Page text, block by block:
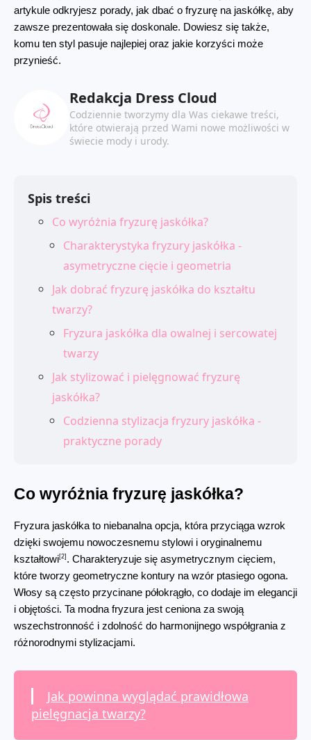
artykule odkryjesz porady, jak dbać o fryzurę na jaskółkę, aby
zawsze prezentowała się doskonale. Dowiesz się także,
komu ten styl pasuje najlepiej oraz jakie korzyści może
przynieść.
Redakcja Dress Cloud
Codziennie tworzymy dla Was ciekawe treści,
które otwierają przed Wami nowe możliwości w
świecie mody i urody.
Spis treści
Co wyróżnia fryzurę jaskółka?
Charakterystyka fryzury jaskółka -
asymetryczne cięcie i geometria
Jak dobrać fryzurę jaskółka do kształtu
twarzy?
Fryzura jaskółka dla owalnej i sercowatej
twarzy
Jak stylizować i pielęgnować fryzurę
jaskółka?
Codzienna stylizacja fryzury jaskółka -
praktyczne porady
Co wyróżnia fryzurę jaskółka?
Fryzura jaskółka to niebanalna opcja, która przyciąga wzrok
dzięki swojemu nowoczesnemu stylowi i oryginalnemu
kształtowi[2] . Charakteryzuje się asymetrycznym cięciem,
które tworzy geometryczne kontury na wzór ptasiego ogona.
Włosy są często przycinane półokrągło, co dodaje im elegancji
i objętości. Ta modna fryzura jest ceniona za swoją
wszechstronność i zdolność do harmonijnego współgrania z
różnorodnymi stylizacjami.
Jak powinna wyglądać prawidłowa
pielęgnacja twarzy?